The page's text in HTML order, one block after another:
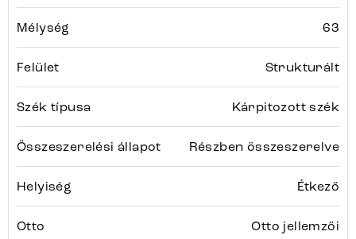
Mélység 63
Felület Strukturált
Szék típusa Kárpitozott szék
Összeszerelési állapot Részben összeszerelve
Helyiség Étkező
Otto Otto jellemzői